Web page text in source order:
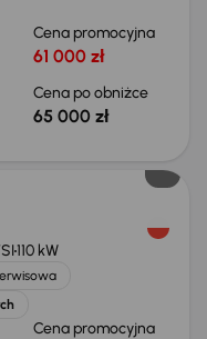
Cena promocyjna
61 000 zł
Cena po obniżce
65 000 zł
110 kW
Cena promocyjna